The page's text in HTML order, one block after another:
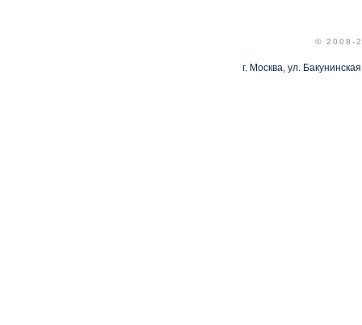
© 2008-
г. Москва, ул.